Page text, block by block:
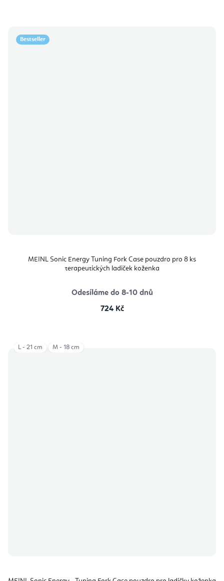
Bestseller
MEINL Sonic Energy Tuning Fork Case pouzdro pro 8 ks
terapeutických ladiček koženka
Odesíláme do 8-10 dnů
724 Kč
L - 21 cm M - 18 cm